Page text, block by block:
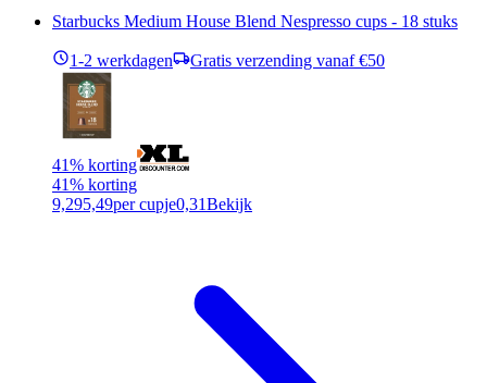
Starbucks Medium House Blend Nespresso cups - 18 stuks
1-2 werkdagen Gratis verzending vanaf €50
41% korting
41% korting
9,295,49per cupje0,31Bekijk